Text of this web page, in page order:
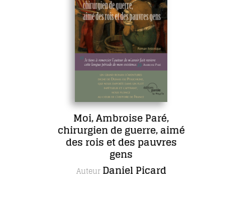
Moi, Ambroise Paré,
chirurgien de guerre, aimé
des rois et des pauvres
gens
AuteurDaniel Picard